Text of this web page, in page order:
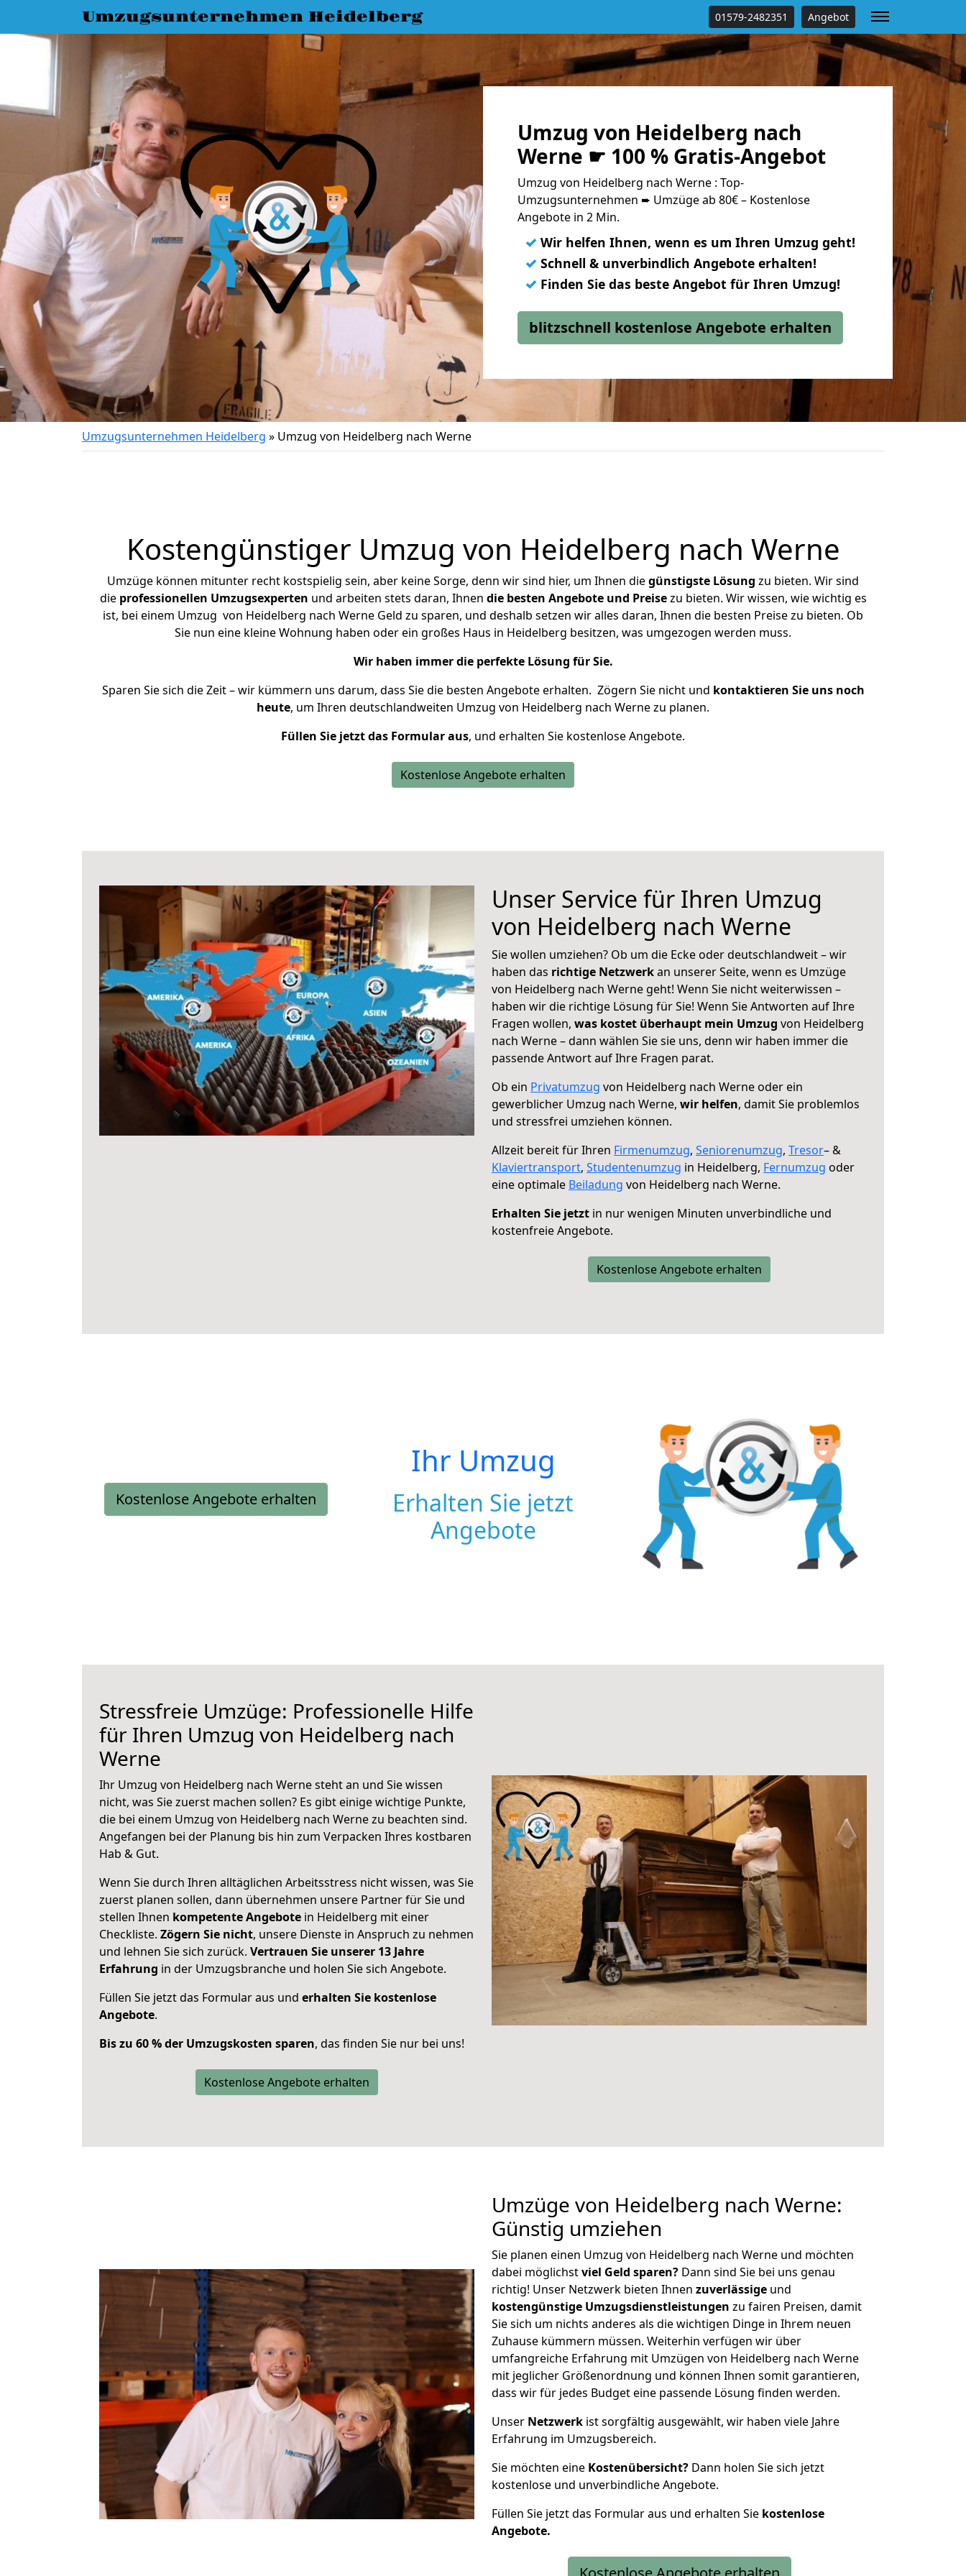
Umzugsunternehmen Heidelberg 01579-2482351 Angebot
Umzug von Heidelberg nach
Werne ☛ 100 % Gratis-Angebot
Umzug von Heidelberg nach Werne : Top-
Umzugsunternehmen ➨ Umzüge ab 80€ – Kostenlose
Angebote in 2 Min.
✓ Wir helfen Ihnen, wenn es um Ihren Umzug geht!
✓ Schnell & unverbindlich Angebote erhalten!
✓ Finden Sie das beste Angebot für Ihren Umzug!
blitzschnell kostenlose Angebote erhalten
Umzugsunternehmen Heidelberg » Umzug von Heidelberg nach Werne
Kostengünstiger Umzug von Heidelberg nach Werne
Umzüge können mitunter recht kostspielig sein, aber keine Sorge, denn wir sind hier, um Ihnen diegünstigste Lösung zu bieten. Wir sind
die professionellen Umzugsexperten und arbeiten stets daran, Ihnen die besten Angebote und Preisezu bieten. Wir wissen, wie wichtig es
ist, bei einem Umzug von Heidelberg nach Werne Geld zu sparen, und deshalb setzen wir alles daran, Ihnen die besten Preise zu bieten. Ob
Sie nun eine kleine Wohnung haben oder ein großes Haus in Heidelberg besitzen, was umgezogen werden muss.
Wir haben immer die perfekte Lösung für Sie.
Sparen Sie sich die Zeit – wir kümmern uns darum, dass Sie die besten Angebote erhalten. Zögern Sie nicht und kontaktieren Sie uns noch
heute, um Ihren deutschlandweiten Umzug von Heidelberg nach Werne zu planen.
Füllen Sie jetzt das Formular aus, und erhalten Sie kostenlose Angebote.
Kostenlose Angebote erhalten
Unser Service für Ihren Umzug
von Heidelberg nach Werne
Sie wollen umziehen? Ob um die Ecke oder deutschlandweit – wir
haben das richtige Netzwerkan unserer Seite, wenn es Umzüge
von Heidelberg nach Werne geht! Wenn Sie nicht weiterwissen –
haben wir die richtige Lösung für Sie! Wenn Sie Antworten auf Ihre
Fragen wollen, was kostet überhaupt mein Umzug von Heidelberg
nach Werne – dann wählen Sie sie uns, denn wir haben immer die
passende Antwort auf Ihre Fragen parat.
Ob ein Privatumzug von Heidelberg nach Werne oder ein
gewerblicher Umzug nach Werne, wir helfen, damit Sie problemlos
und stressfrei umziehen können.
Allzeit bereit für Ihren Firmenumzug, Seniorenumzug, Tresor– &
Klaviertransport, Studentenumzug in Heidelberg, Fernumzug oder
eine optimale Beiladung von Heidelberg nach Werne.
Erhalten Sie jetzt in nur wenigen Minuten unverbindliche und
kostenfreie Angebote.
Kostenlose Angebote erhalten
Kostenlose Angebote erhalten
Ihr Umzug
Erhalten Sie jetzt
Angebote
Stressfreie Umzüge: Professionelle Hilfe
für Ihren Umzug von Heidelberg nach
Werne
Ihr Umzug von Heidelberg nach Werne steht an und Sie wissen
nicht, was Sie zuerst machen sollen? Es gibt einige wichtige Punkte,
die bei einem Umzug von Heidelberg nach Werne zu beachten sind.
Angefangen bei der Planung bis hin zum Verpacken Ihres kostbaren
Hab & Gut.
Wenn Sie durch Ihren alltäglichen Arbeitsstress nicht wissen, was Sie
zuerst planen sollen, dann übernehmen unsere Partner für Sie und
stellen Ihnen kompetente Angebote in Heidelberg mit einer
Checkliste. Zögern Sie nicht, unsere Dienste in Anspruch zu nehmen
und lehnen Sie sich zurück. Vertrauen Sie unserer 13 Jahre
Erfahrung in der Umzugsbranche und holen Sie sich Angebote.
Füllen Sie jetzt das Formular aus und erhalten Sie kostenlose
Angebote.
Bis zu 60 % der Umzugskosten sparen, das finden Sie nur bei uns!
Kostenlose Angebote erhalten
Umzüge von Heidelberg nach Werne:
Günstig umziehen
Sie planen einen Umzug von Heidelberg nach Werne und möchten
dabei möglichstviel Geld sparen? Dann sind Sie bei uns genau
richtig! Unser Netzwerk bieten Ihnen zuverlässige und
kostengünstige Umzugsdienstleistungen zu fairen Preisen, damit
Sie sich um nichts anderes als die wichtigen Dinge in Ihrem neuen
Zuhause kümmern müssen. Weiterhin verfügen wir über
umfangreiche Erfahrung mit Umzügen von Heidelberg nach Werne
mit jeglicher Größenordnung und können Ihnen somit garantieren,
dass wir für jedes Budget eine passende Lösung finden werden.
Unser Netzwerk ist sorgfältig ausgewählt, wir haben viele Jahre
Erfahrung im Umzugsbereich.
Sie möchten eine Kostenübersicht? Dann holen Sie sich jetzt
kostenlose und unverbindliche Angebote.
Füllen Sie jetzt das Formular aus und erhalten Sie kostenlose
Angebote.